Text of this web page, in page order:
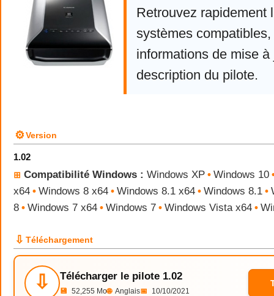
Retrouvez rapidement
systèmes compatibles,
informations de mise à
description du pilote.
⚙Version
1.02
⊞ Compatibilité Windows : Windows XP • Windows 10
x64 • Windows 8 x64 • Windows 8.1 x64 • Windows 8.1 •
8 • Windows 7 x64 • Windows 7 • Windows Vista x64 •
⇩ Téléchargement
⇩ Télécharger le pilote 1.02
💾 52,255 Mo🌐 Anglais📅 10/10/2021